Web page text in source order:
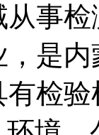
事
是
检